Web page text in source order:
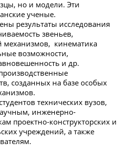
но и модели. Эти
ученые.
результаты исследования
звеньев,
механизмов, кинематика
возможности,
и др.
созданных на базе особых
технических вузов,
инженерно-
проектно-конструкторских и
учреждений, а также